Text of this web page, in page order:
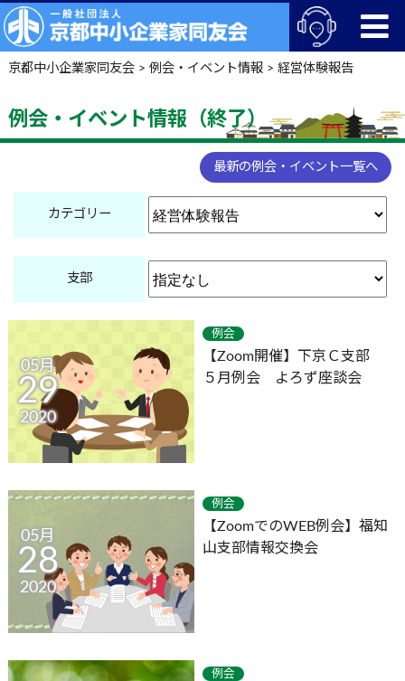
京都中小企業家同友会> 例会・イベント情報> 経営体験報告
例会・イベント情報（終了）
最新の例会・イベント一覧へ
カテゴリー
支部
05月
29
2020
例会
【Zoom開催】下京Ｃ支部
５月例会 よろず座談会
05月
28
2020
例会
【ZoomでのWEB例会】福知
山支部情報交換会
例会